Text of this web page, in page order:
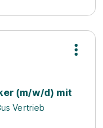
(m/w/d) mit
Vertrieb